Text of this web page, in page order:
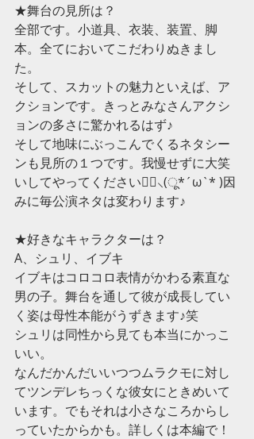
★舞台の見所は？
全部です。小道具、衣装、装置、脚
本。全てにおいてこだわりぬきまし
た。
そして、スカットの魅力といえば、ア
クションです。きっとみなさんアクシ
ョンの多さに驚かれるはず♪
そして地味にぶっこんでくるネタシー
ンも見所の１つです。我慢せずに大笑
いしてやってください⊚⃝⸜(ू*´ω`* )因
みに毎公演ネタは変わります♪
★好きなキャラクターは？
A、シュリ、イブキ
イブキはコロコロ表情がかわる素直な
男の子。舞台を通して彼が成長してい
く姿は母性本能がうずきます♪笑
シュリは同性から見ても本当にかっこ
いい。
なんだかんだいいつつムラクモに対し
てツンデレちっくな彼女にときめいて
います。でもそれは小さなころからし
っていたからかも。詳しくは本編で！